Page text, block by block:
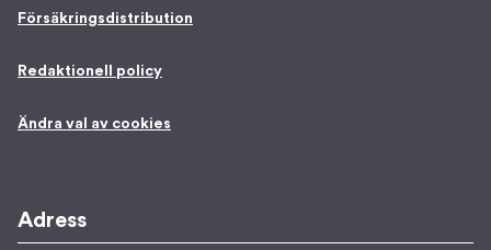
Försäkringsdistribution
Redaktionell policy
Ändra val av cookies
Adress